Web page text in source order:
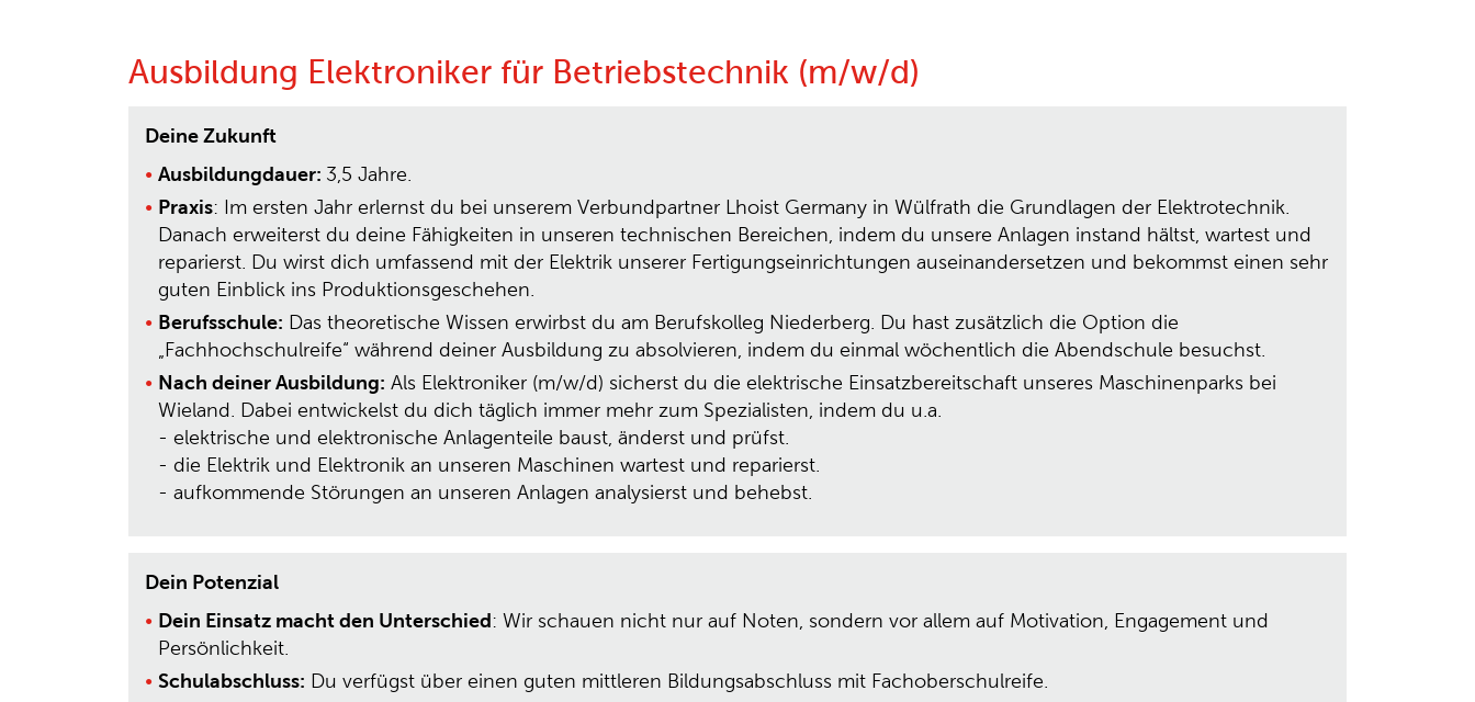
Ausbildung Elektroniker für Betriebstechnik (m/w/d)
Deine Zukunft
Ausbildungdauer: 3,5 Jahre.
Praxis: Im ersten Jahr erlernst du bei unserem Verbundpartner Lhoist Germany in Wülfrath die Grundlagen der Elektrotechnik.
Danach erweiterst du deine Fähigkeiten in unseren technischen Bereichen, indem du unsere Anlagen instand hältst, wartest und
reparierst. Du wirst dich umfassend mit der Elektrik unserer Fertigungseinrichtungen auseinandersetzen und bekommst einen sehr
guten Einblick ins Produktionsgeschehen.
Berufsschule: Das theoretische Wissen erwirbst du am Berufskolleg Niederberg. Du hast zusätzlich die Option die
„Fachhochschulreife“ während deiner Ausbildung zu absolvieren, indem du einmal wöchentlich die Abendschule besuchst.
Nach deiner Ausbildung: Als Elektroniker (m/w/d) sicherst du die elektrische Einsatzbereitschaft unseres Maschinenparks bei
Wieland. Dabei entwickelst du dich täglich immer mehr zum Spezialisten, indem du u.a.
- elektrische und elektronische Anlagenteile baust, änderst und prüfst.
- die Elektrik und Elektronik an unseren Maschinen wartest und reparierst.
- aufkommende Störungen an unseren Anlagen analysierst und behebst.
Dein Potenzial
Dein Einsatz macht den Unterschied : Wir schauen nicht nur auf Noten, sondern vor allem auf Motivation, Engagement und
Persönlichkeit.
Schulabschluss: Du verfügst über einen guten mittleren Bildungsabschluss mit Fachoberschulreife.